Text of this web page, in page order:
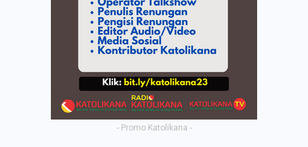
- Promo Katolikana -